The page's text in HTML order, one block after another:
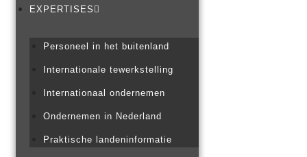
EXPERTISES
Personeel in het buitenland
Internationale tewerkstelling
Internationaal ondernemen
Ondernemen in Nederland
Praktische landeninformatie